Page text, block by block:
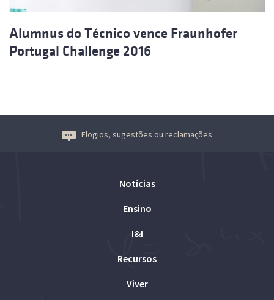
Alumnus do Técnico vence Fraunhofer
Portugal Challenge 2016
Elogios, sugestões ou reclamações
Notícias
Ensino
I&I
Recursos
Viver